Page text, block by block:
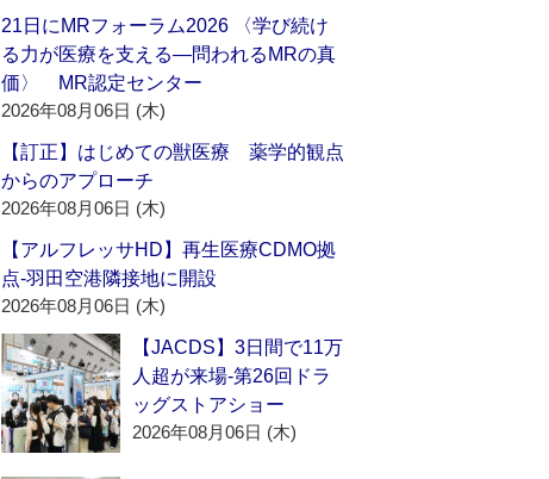
21日にMRフォーラム2026 〈学び続け
る力が医療を支える―問われるMRの真
価〉 MR認定センター
2026年08月06日 (木)
【訂正】はじめての獣医療 薬学的観点
からのアプローチ
2026年08月06日 (木)
【アルフレッサHD】再生医療CDMO拠
点‐羽田空港隣接地に開設
2026年08月06日 (木)
【JACDS】3日間で11万
人超が来場‐第26回ドラ
ッグストアショー
2026年08月06日 (木)